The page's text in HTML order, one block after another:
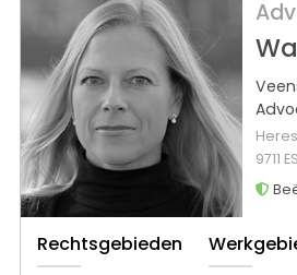
9711
Rechtsgebieden